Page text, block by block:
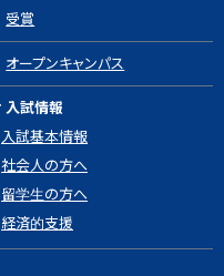
受賞
オープンキャンパス
入試情報
入試基本情報
社会人の方へ
留学生の方へ
経済的支援